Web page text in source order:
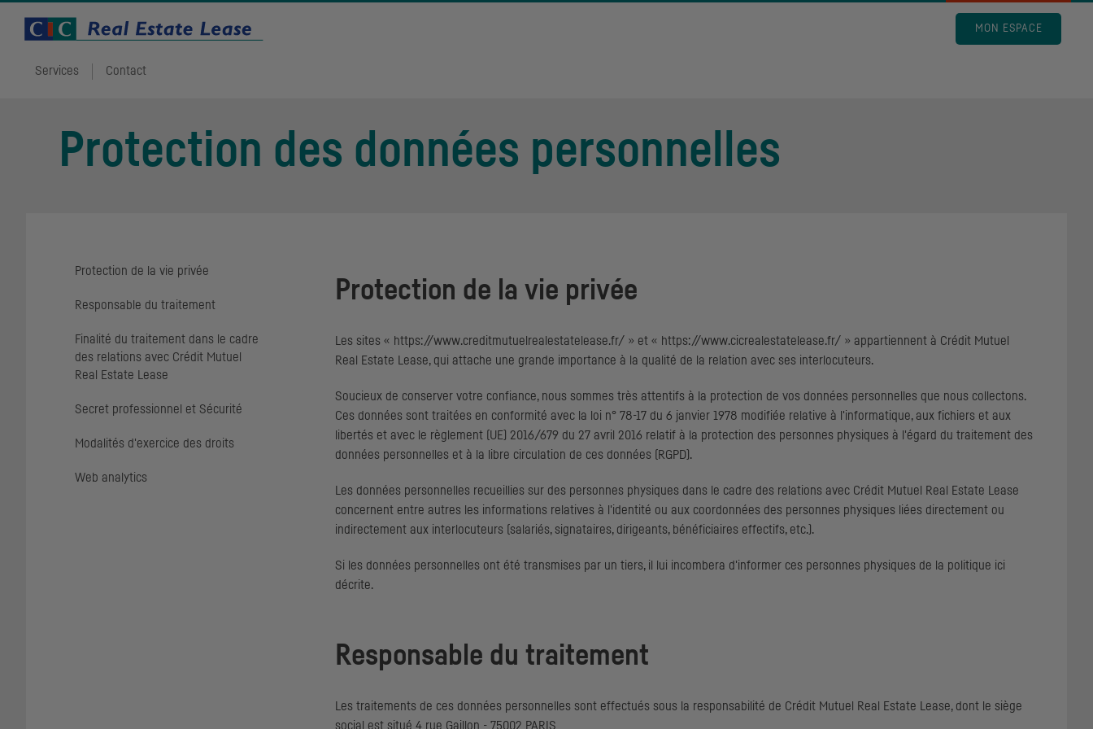
MON ESPACE
Services Contact
Protection des données personnelles
Protection de la vie privée
Responsable du traitement
Finalité du traitement dans le cadre
des relations avec Crédit Mutuel
Real Estate Lease
Secret professionnel et Sécurité
Modalités d'exercice des droits
Web analytics
Protection de la vie privée
Les sites « https://www.creditmutuelrealestatelease.fr/ » et « https://www.cicrealestatelease.fr/ » appartiennent à Crédit Mutuel
Real Estate Lease, qui attache une grande importance à la qualité de la relation avec ses interlocuteurs.
Soucieux de conserver votre confiance, nous sommes très attentifs à la protection de vos données personnelles que nous collectons.
Ces données sont traitées en conformité avec la loi n° 78-17 du 6 janvier 1978 modifiée relative à l'informatique, aux fichiers et aux
libertés et avec le règlement ( UE ) 2016/679 du 27 avril 2016 relatif à la protection des personnes physiques à l'égard du traitement des
données personnelles et à la libre circulation de ces données (
RGPD ).
Les données personnelles recueillies sur des personnes physiques dans le cadre des relations avec Crédit Mutuel
Real Estate Lease
concernent entre autres les informations relatives à l'identité ou aux coordonnées des personnes physiques liées directement ou
indirectement aux interlocuteurs (salariés, signataires, dirigeants, bénéficiaires effectifs, etc.).
Si les données personnelles ont été transmises par un tiers, il lui incombera d'informer ces personnes physiques de la politique ici
décrite.
Responsable du traitement
Les traitements de ces données personnelles sont effectués sous la responsabilité de Crédit Mutuel Real Estate Lease, dont le siège
social est situé 4 rue Gaillon - 75002 PARIS